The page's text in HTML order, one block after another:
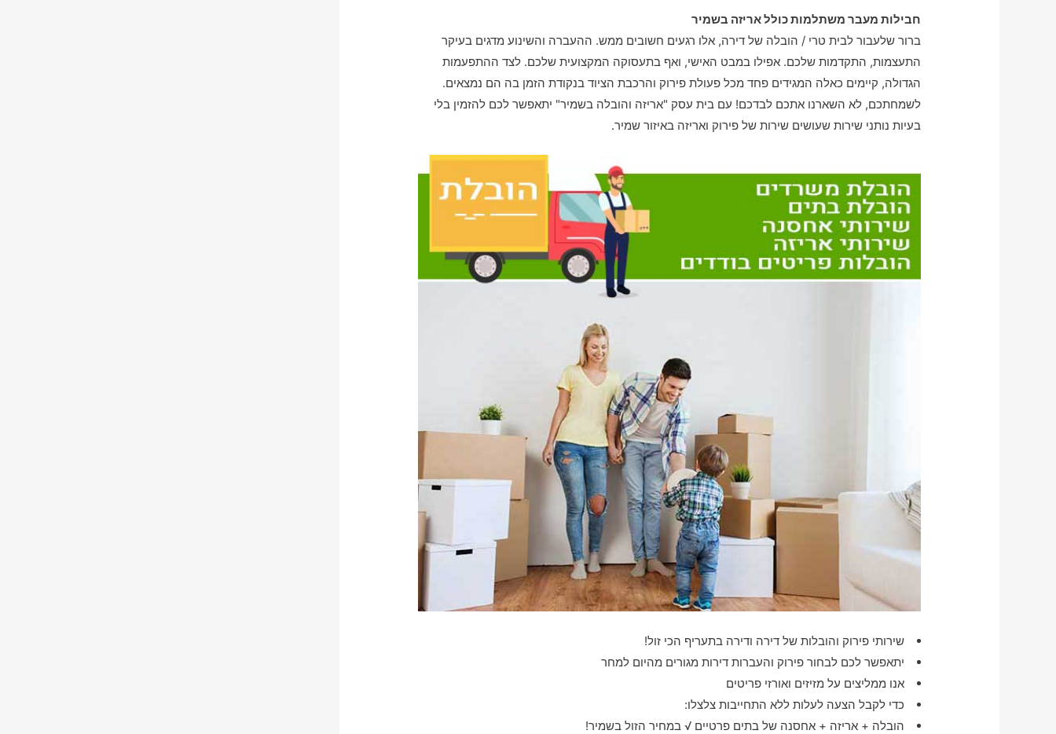
חבילות מעבר משתלמות כולל אריזה בשמיר
ברור שלעבור לבית טרי / הובלה של דירה, אלו רגעים חשובים ממש. ההעברה והשינוע מדגים בעיקר
התעצמות, התקדמות שלכם. אפילו במבט האישי, ואף בתעסוקה המקצועית שלכם. לצד ההתפעמות
הגדולה, קיימים כאלה המגידים פחד מכל פעולת פירוק והרכבת הציוד בנקודת הזמן בה הם נמצאים.
לשמחתכם, לא השארנו אתכם לבדכם! עם בית עסק "אריזה והובלה בשמיר" יתאפשר לכם להזמין בלי
בעיות נותני שירות שעושים שירות של פירוק ואריזה באיזור שמיר.
שירותי פירוק והובלות של דירה ודירה בתעריף הכי זול!
יתאפשר לכם לבחור פירוק והעברות דירות מגורים מהיום למחר
אנו ממליצים על מזיזים ואורזי פריטים
כדי לקבל הצעה לעלות ללא התחייבות צלצלו:
הובלה + אריזה + אחסנה של בתים פרטיים √ במחיר הזול בשמיר!